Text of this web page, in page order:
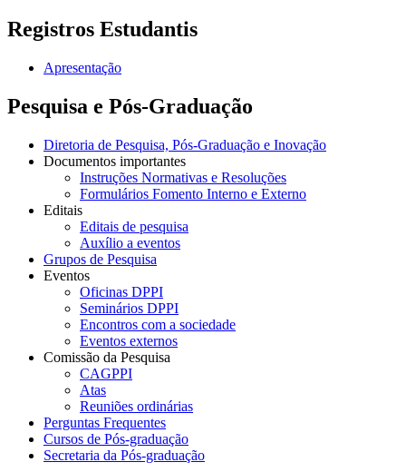
Registros Estudantis
Apresentação
Pesquisa e Pós-Graduação
Diretoria de Pesquisa, Pós-Graduação e Inovação
Documentos importantes
Instruções Normativas e Resoluções
Formulários Fomento Interno e Externo
Editais
Editais de pesquisa
Auxílio a eventos
Grupos de Pesquisa
Eventos
Oficinas DPPI
Seminários DPPI
Encontros com a sociedade
Eventos externos
Comissão da Pesquisa
CAGPPI
Atas
Reuniões ordinárias
Perguntas Frequentes
Cursos de Pós-graduação
Secretaria da Pós-graduação